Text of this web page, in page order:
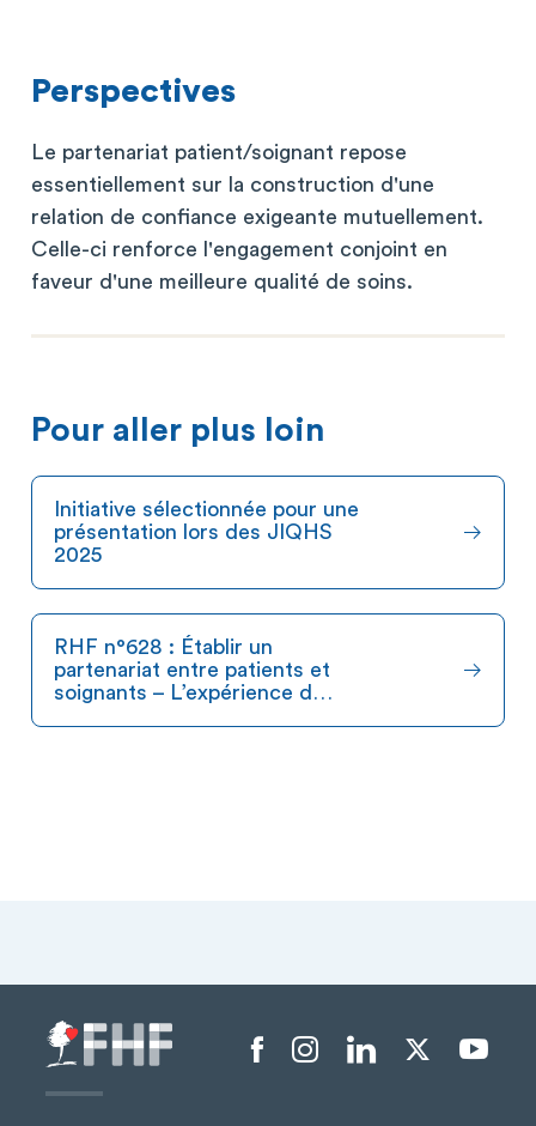
Perspectives
Le partenariat patient/soignant repose
essentiellement sur la construction d'une
relation de confiance exigeante mutuellement.
Celle-ci renforce l'engagement conjoint en
faveur d'une meilleure qualité de soins.
Pour aller plus loin
Initiative sélectionnée pour une
présentation lors des JIQHS
2025
RHF n°628 : Établir un
partenariat entre patients et
soignants – L’expérience d…
Menu liens sociaux